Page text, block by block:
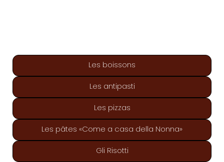
Les boissons
Les antipasti
Les pizzas
Les pâtes «Come a casa della Nonna»
Gli Risotti